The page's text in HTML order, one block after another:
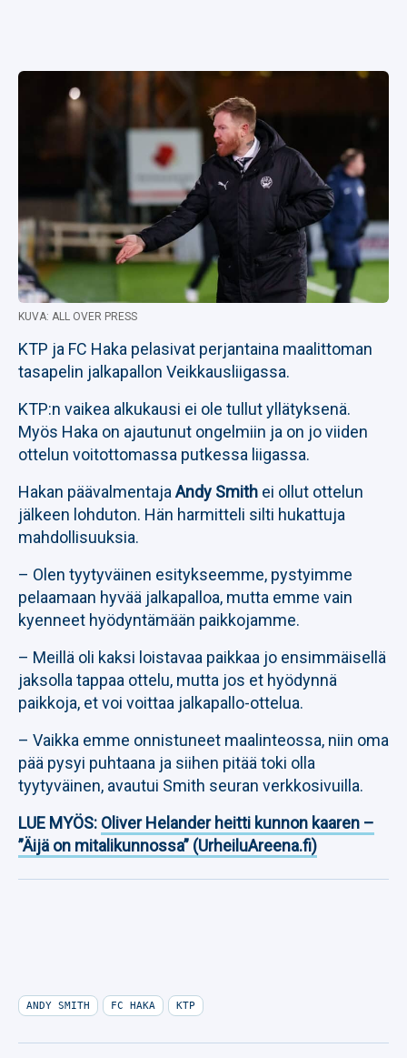
KUVA: ALL OVER PRESS
KTP ja FC Haka pelasivat perjantaina maalittoman
tasapelin jalkapallon Veikkausliigassa.
KTP:n vaikea alkukausi ei ole tullut yllätyksenä.
Myös Haka on ajautunut ongelmiin ja on jo viiden
ottelun voitottomassa putkessa liigassa.
Hakan päävalmentaja Andy Smith ei ollut ottelun
jälkeen lohduton. Hän harmitteli silti hukattuja
mahdollisuuksia.
– Olen tyytyväinen esitykseemme, pystyimme
pelaamaan hyvää jalkapalloa, mutta emme vain
kyenneet hyödyntämään paikkojamme.
– Meillä oli kaksi loistavaa paikkaa jo ensimmäisellä
jaksolla tappaa ottelu, mutta jos et hyödynnä
paikkoja, et voi voittaa jalkapallo-ottelua.
– Vaikka emme onnistuneet maalinteossa, niin oma
pää pysyi puhtaana ja siihen pitää toki olla
tyytyväinen, avautui Smith seuran verkkosivuilla.
LUE MYÖS: Oliver Helander heitti kunnon kaaren –
”Äijä on mitalikunnossa” (UrheiluAreena.fi)
ANDY SMITH FC HAKA KTP